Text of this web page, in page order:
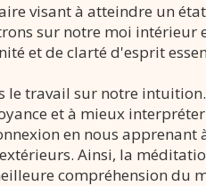
visant à atteindre un
sur notre moi intérieur
et de clarté d'esprit
le travail sur notre
et à mieux
en nous apprenant
Ainsi, la
compréhension du